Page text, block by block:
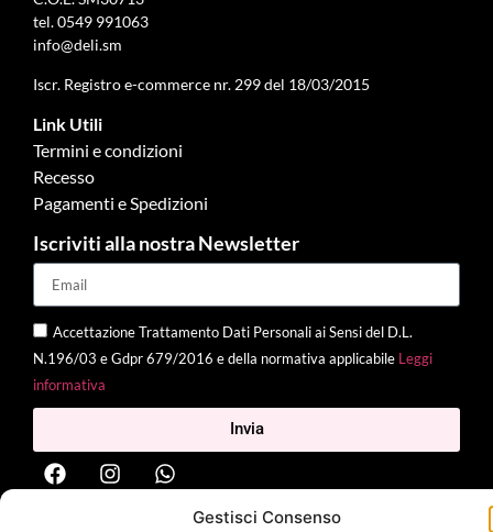
Gestisci Consenso
tel.0549 991063
info@deli.sm
Iscr. Registro e-commerce nr. 299 del 18/03/2015
Link Utili
Termini e condizioni
Recesso
Pagamenti e Spedizioni
Iscriviti alla nostra Newsletter
Accettazione Trattamento Dati Personali ai Sensi del D.L.
N.196/03 e Gdpr 679/2016 e della normativa applicabile Leggi
informativa
Invia